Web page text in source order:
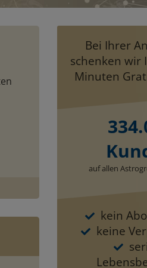
Bei Ihrer
schenken wir
Minuten
auf allen
kein
keine